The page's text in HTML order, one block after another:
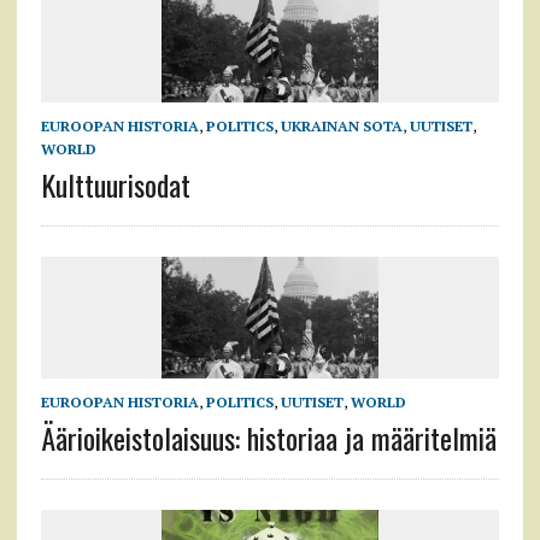
EUROOPAN HISTORIA, POLITICS, UKRAINAN SOTA, UUTISET,
WORLD
Kulttuurisodat
EUROOPAN HISTORIA, POLITICS, UUTISET, WORLD
Äärioikeistolaisuus: historiaa ja määritelmiä